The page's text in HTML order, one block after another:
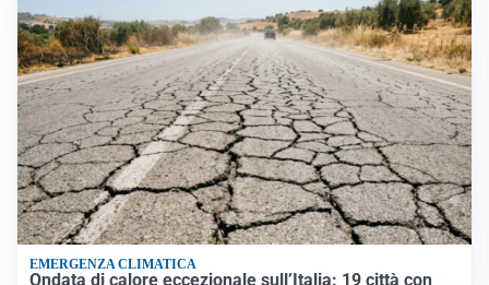
EMERGENZA CLIMATICA
Ondata di calore eccezionale sull’Italia: 19 città con